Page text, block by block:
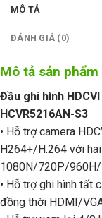
MÔ TẢ
ĐÁNH GIÁ (0)
Mô tả sản phẩm
Đầu ghi hình
HCVR5216AN-S3
• Hỗ trợ camera
H264+/H.264 với
1080N/720P/
• Hỗ trợ ghi hình tất
đồng thời HDMI/